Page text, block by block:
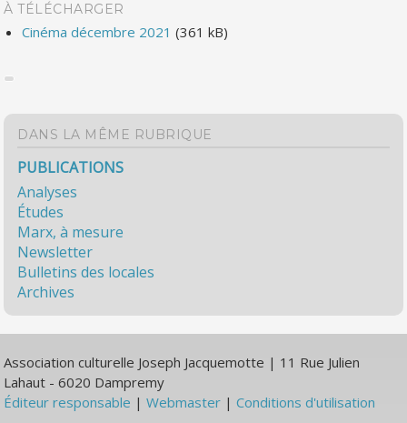
À TÉLÉCHARGER
Cinéma décembre 2021 (361 kB)
DANS LA MÊME RUBRIQUE
PUBLICATIONS
Analyses
Études
Marx, à mesure
Newsletter
Bulletins des locales
Archives
Association culturelle Joseph Jacquemotte | 11 Rue Julien
Lahaut - 6020 Dampremy
Éditeur responsable |Webmaster |Conditions d'utilisation